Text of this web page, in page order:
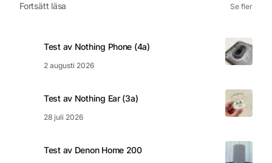
Fortsätt läsa Se fler
Test av Nothing Phone (4a)
2 augusti 2026
Test av Nothing Ear (3a)
28 juli 2026
Test av Denon Home 200